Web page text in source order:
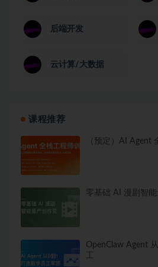
后端开发
云计算/大数据
课程推荐
（预定）AI Agent
零基础 AI 漫剧智
OpenClaw Agent
工